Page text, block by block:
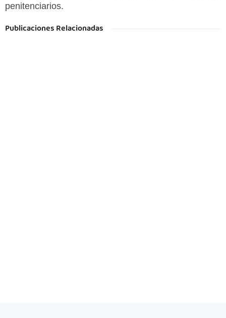
penitenciarios.
Publicaciones Relacionadas